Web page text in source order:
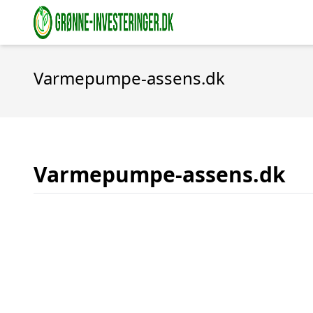
Varmepumpe-assens.dk
Varmepumpe-assens.dk